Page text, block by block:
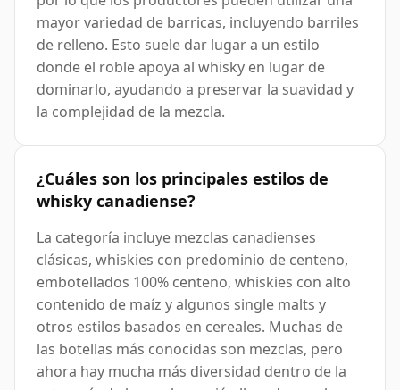
mayor variedad de barricas, incluyendo barriles
de relleno. Esto suele dar lugar a un estilo
donde el roble apoya al whisky en lugar de
dominarlo, ayudando a preservar la suavidad y
la complejidad de la mezcla.
¿Cuáles son los principales estilos de
whisky canadiense?
La categoría incluye mezclas canadienses
clásicas, whiskies con predominio de centeno,
embotellados 100% centeno, whiskies con alto
contenido de maíz y algunos single malts y
otros estilos basados en cereales. Muchas de
las botellas más conocidas son mezclas, pero
ahora hay mucha más diversidad dentro de la